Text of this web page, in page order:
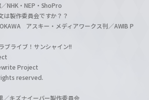
NHK・NEP・ShoPro
製作委員会ですか？？
アスキー・メディアワークス刊／AWIB P
ブライブ！サンシャイン!!
Project
reserved.
／キズナイーバー製作委員会